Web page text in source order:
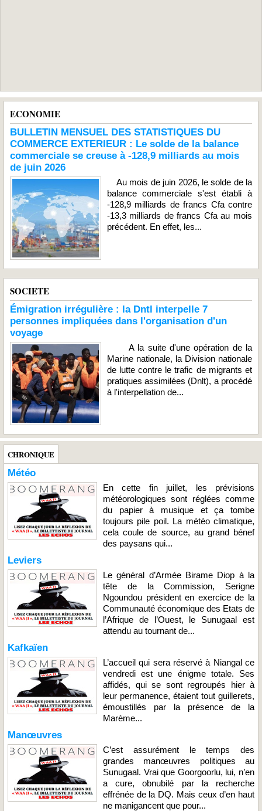
ECONOMIE
BULLETIN MENSUEL DES STATISTIQUES DU
COMMERCE EXTERIEUR : Le solde de la balance
commerciale se creuse à -128,9 milliards au mois
de juin 2026
Au mois de juin 2026, le solde de la
balance commerciale s'est établi à
-128,9 milliards de francs Cfa contre
-13,3 milliards de francs Cfa au mois
précédent. En effet, les...
SOCIETE
Émigration irrégulière : la Dntl interpelle 7
personnes impliquées dans l'organisation d'un
voyage
A la suite d'une opération de la
Marine nationale, la Division nationale
de lutte contre le trafic de migrants et
pratiques assimilées (Dnlt), a procédé
à l'interpellation de...
CHRONIQUE
Météo
En cette fin juillet, les prévisions
météorologiques sont réglées comme
du papier à musique et ça tombe
toujours pile poil. La météo climatique,
cela coule de source, au grand bénef
des paysans qui...
Leviers
Le général d’Armée Birame Diop à la
tête de la Commission, Serigne
Ngoundou président en exercice de la
Communauté économique des Etats de
l’Afrique de l’Ouest, le Sunugaal est
attendu au tournant de...
Kafkaïen
L’accueil qui sera réservé à Niangal ce
vendredi est une énigme totale. Ses
affidés, qui se sont regroupés hier à
leur permanence, étaient tout guillerets,
émoustillés par la présence de la
Marème...
Manœuvres
C’est assurément le temps des
grandes manœuvres politiques au
Sunugaal. Vrai que Goorgoorlu, lui, n’en
a cure, obnubilé par la recherche
effrénée de la DQ. Mais ceux d’en haut
ne manigancent que pour...